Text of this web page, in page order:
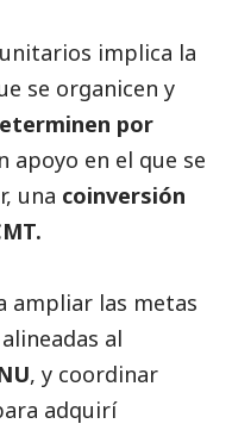
implica la
se organicen y
por
apoyo en el que se
una coinversión
ampliar las metas
al
, y coordinar
adquirí